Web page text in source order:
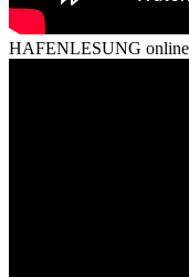
HAFENLESUNG online